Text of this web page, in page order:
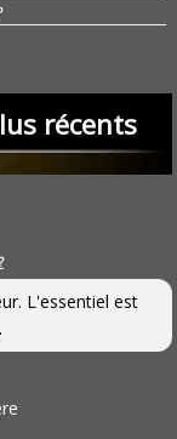
récents
L'essentiel est